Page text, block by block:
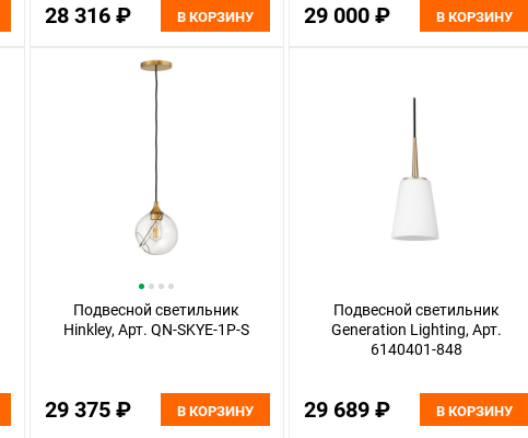
28 316 ₽ В КОРЗИНУ 29 000 ₽ В КОРЗИНУ
Подвесной светильник
Hinkley, Арт. QN-SKYE-1P-S
29 375 ₽ В КОРЗИНУ
Подвесной светильник
Generation Lighting, Арт.
6140401-848
29 689 ₽ В КОРЗИНУ